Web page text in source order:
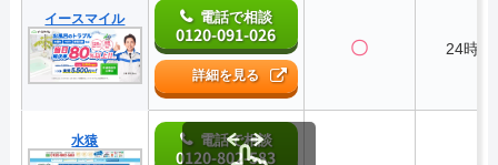
イースマイル 電話で相談
0120-091-026
詳細を見る
〇 24時間
水猿 電話で相談
0120-802-583